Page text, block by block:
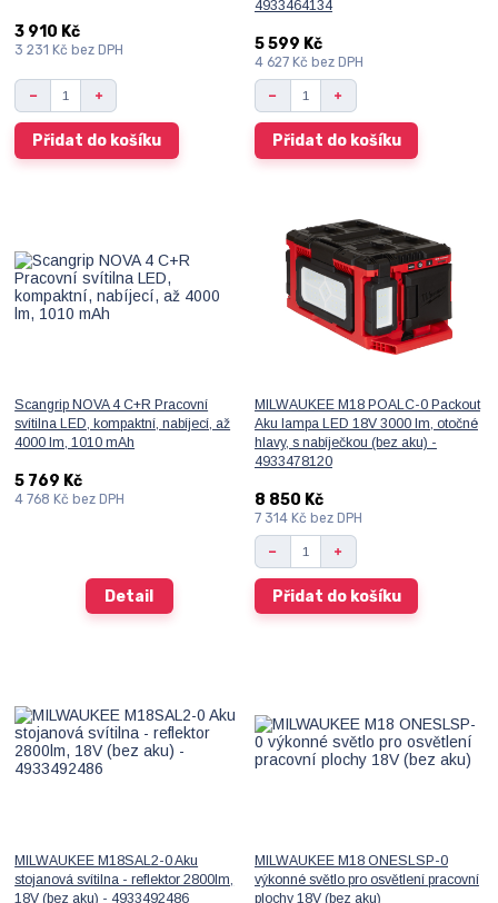
3 910 Kč
3 231 Kč bez DPH
Přidat do košíku
4933464134
5 599 Kč
4 627 Kč bez DPH
Přidat do košíku
Scangrip NOVA 4 C+R Pracovní
svítilna LED, kompaktní, nabíjecí, až
4000 lm, 1010 mAh
5 769 Kč
4 768 Kč bez DPH
Detail
MILWAUKEE M18 POALC-0 Packout
Aku lampa LED 18V 3000 lm, otočné
hlavy, s nabíječkou (bez aku) -
4933478120
8 850 Kč
7 314 Kč bez DPH
Přidat do košíku
MILWAUKEE M18SAL2-0 Aku
stojanová svítilna - reflektor 2800lm,
18V (bez aku) - 4933492486
MILWAUKEE M18 ONESLSP-0
výkonné světlo pro osvětlení pracovní
plochy 18V (bez aku)